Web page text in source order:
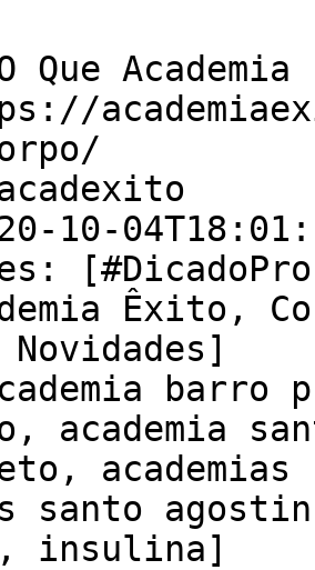
Academia
10-
Êxito,
barro
academia
santo
insulina]